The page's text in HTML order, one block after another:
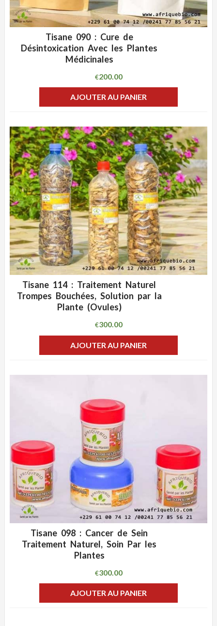
ADD WISHLIST
Tisane 090 : Cure de
Désintoxication Avec les Plantes
Médicinales
€200.00
AJOUTER AU PANIER
ADD WISHLIST
Tisane 114 : Traitement Naturel
Trompes Bouchées, Solution par la
Plante (Ovules)
€300.00
AJOUTER AU PANIER
ADD WISHLIST
Tisane 098 : Cancer de Sein
Traitement Naturel, Soin Par les
Plantes
€300.00
AJOUTER AU PANIER